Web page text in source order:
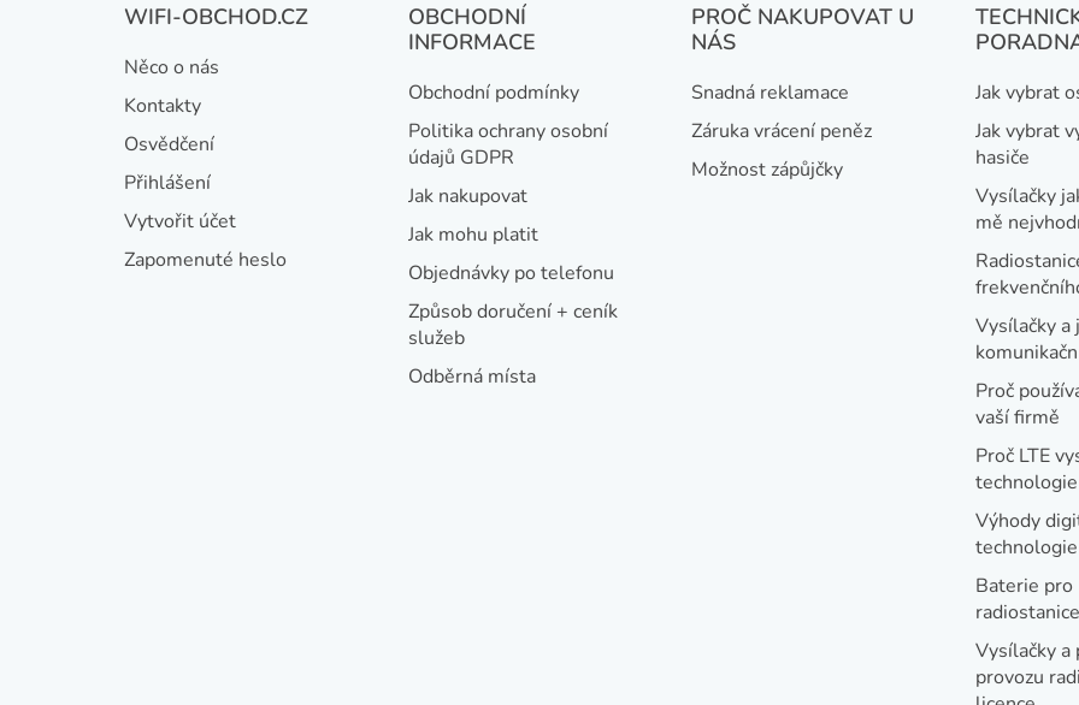
WIFI-OBCHOD.CZ
Něco o nás
Kontakty
Osvědčení
Přihlášení
Vytvořit účet
Zapomenuté heslo
OBCHODNÍ
INFORMACE
Obchodní podmínky
Politika ochrany osobní
údajů GDPR
Jak nakupovat
Jak mohu platit
Objednávky po telefonu
Způsob doručení + ceník
služeb
Odběrná místa
PROČ NAKUPOVAT U
NÁS
Snadná reklamace
Záruka vrácení peněz
Možnost zápůjčky
Jak vybrat
Jak vybrat
hasiče
Vysílačky
mě
Vysílačky a
Proč
vaší firmě
Proč LTE
technologie
Výhody
Baterie
radiostanice
Vysílačky a
provozu